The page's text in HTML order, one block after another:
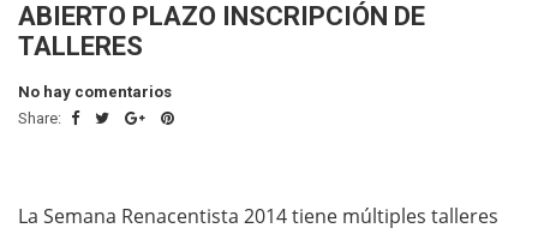
ABIERTO PLAZO INSCRIPCIÓN DE
TALLERES
No hay comentarios
Share:
La Semana Renacentista 2014 tiene múltiples talleres